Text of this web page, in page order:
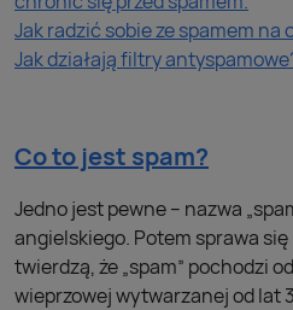
Jak radzić sobie ze spamem na
Jak działają filtry
Co to jest spam?
Jedno jest pewne – nazwa
angielskiego. Potem sprawa
twierdzą, że „spam” pochodzi
wieprzowej wytwarzanej od lat